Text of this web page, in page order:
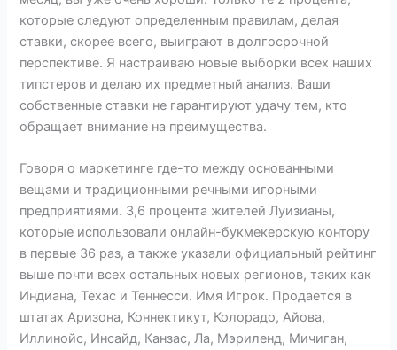
которые следуют определенным правилам, делая
ставки, скорее всего, выиграют в долгосрочной
перспективе. Я настраиваю новые выборки всех наших
типстеров и делаю их предметный анализ. Ваши
собственные ставки не гарантируют удачу тем, кто
обращает внимание на преимущества.
Говоря о маркетинге где-то между основанными
вещами и традиционными речными игорными
предприятиями. 3,6 процента жителей Луизианы,
которые использовали онлайн-букмекерскую контору
в первые 36 раз, а также указали официальный рейтинг
выше почти всех остальных новых регионов, таких как
Индиана, Техас и Теннесси. Имя Игрок. Продается в
штатах Аризона, Коннектикут, Колорадо, Айова,
Иллинойс, Инсайд, Канзас, Ла, Мэриленд, Мичиган,